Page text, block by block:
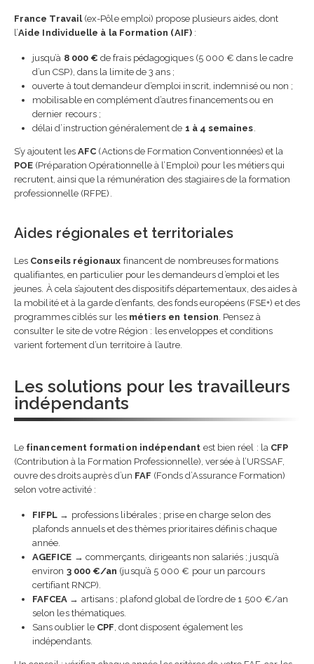
France Travail(ex-Pôle emploi) propose plusieurs aides, dont
l’Aide Individuelle à la Formation (AIF):
jusqu’à 8 000 € de frais pédagogiques (5 000 € dans le cadre
d’un CSP), dans la limite de 3 ans ;
ouverte à tout demandeur d’emploi inscrit, indemnisé ou non ;
mobilisable en complément d’autres financements ou en
dernier recours ;
délai d’instruction généralement de 1 à 4 semaines.
S’y ajoutent lesAFC (Actions de Formation Conventionnées) et la
POE (Préparation Opérationnelle à l’Emploi) pour les métiers qui
recrutent, ainsi que la rémunération des stagiaires de la formation
professionnelle (RFPE).
Aides régionales et territoriales
Les Conseils régionaux financent de nombreuses formations
qualifiantes, en particulier pour les demandeurs d’emploi et les
jeunes. À cela s’ajoutent des dispositifs départementaux, des aides à
la mobilité et à la garde d’enfants, des fonds européens (FSE+) et des
programmes ciblés sur les métiers en tension. Pensez à
consulter le site de votre Région : les enveloppes et conditions
varient fortement d’un territoire à l’autre.
Les solutions pour les travailleurs
indépendants
Le financement formation indépendant est bien réel : la CFP
(Contribution à la Formation Professionnelle), versée à l’URSSAF,
ouvre des droits auprès d’un FAF (Fonds d’Assurance Formation)
selon votre activité :
FIFPL → professions libérales ; prise en charge selon des
plafonds annuels et des thèmes prioritaires définis chaque
année.
AGEFICE → commerçants, dirigeants non salariés ; jusqu’à
environ 3 000 €/an (jusqu’à 5 000 € pour un parcours
certifiant RNCP).
FAFCEA → artisans ; plafond global de l’ordre de 1 500 €/an
selon les thématiques.
Sans oublier le CPF , dont disposent également les
indépendants.